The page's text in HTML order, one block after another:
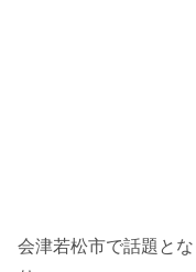
会津若松市で話題と